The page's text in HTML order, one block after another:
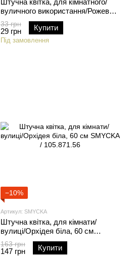
Штучна квітка, для кімнатного/
вуличного використання/Рожева
жоржина, 30 см SMYCKA /
605.871.73
33 грн
29 грн Купити
Під замовлення
−10%
Артикул: SMYCKA
Штучна квітка, для кімнати/
вулиці/Орхідея біла, 60 см
SMYCKA / 105.871.56
163 грн
147 грн Купити